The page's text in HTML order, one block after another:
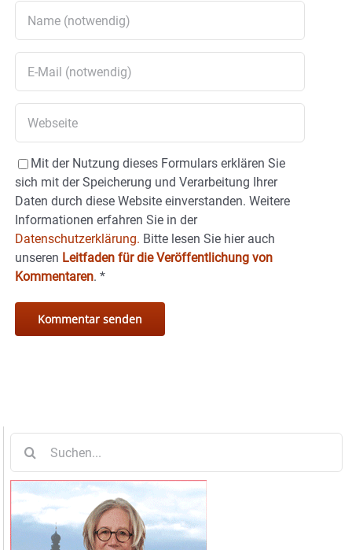
Mit der Nutzung dieses Formulars erklären Sie
sich mit der Speicherung und Verarbeitung Ihrer
Daten durch diese Website einverstanden. Weitere
Informationen erfahren Sie in der
Datenschutzerklärung. Bitte lesen Sie hier auch
unseren Leitfaden für die Veröffentlichung von
Kommentaren. *
nach: